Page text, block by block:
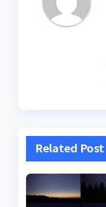
Related Post